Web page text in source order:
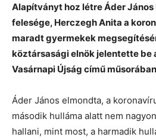
Alapítványt hoz létre Áder
felesége, Herczegh Anita a
maradt gyermekek
köztársasági elnök jelentette be
Vasárnapi Újság című
Áder János elmondta, a
második hulláma alatt nem
hallani, mint most, a harmadik